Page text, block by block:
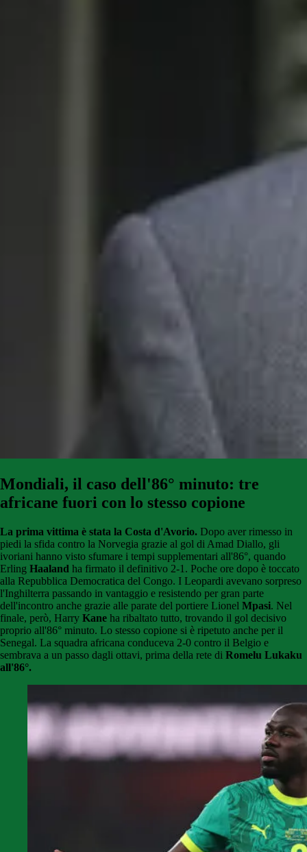
Mondiali, il caso dell'86° minuto: tre
africane fuori con lo stesso copione
La prima vittima è stata la Costa d'Avorio. Dopo aver rimesso in
piedi la sfida contro la Norvegia grazie al gol di Amad Diallo, gli
ivoriani hanno visto sfumare i tempi supplementari all'86°, quando
Erling Haaland ha firmato il definitivo 2-1. Poche ore dopo è toccato
alla Repubblica Democratica del Congo. I Leopardi avevano sorpreso
l'Inghilterra passando in vantaggio e resistendo per gran parte
dell'incontro anche grazie alle parate del portiere Lionel Mpasi. Nel
finale, però, Harry Kane ha ribaltato tutto, trovando il gol decisivo
proprio all'86° minuto. Lo stesso copione si è ripetuto anche per il
Senegal. La squadra africana conduceva 2-0 contro il Belgio e
sembrava a un passo dagli ottavi, prima della rete di Romelu Lukaku
all'86°.